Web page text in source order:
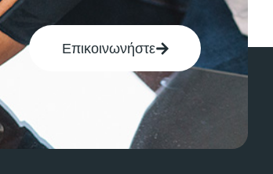
Επικοινωνήστε